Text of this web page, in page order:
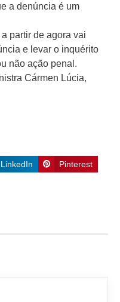
a denúncia é um
partir de agora vai
e levar o inquérito
não ação penal.
Cármen Lúcia,
LinkedIn Pinterest